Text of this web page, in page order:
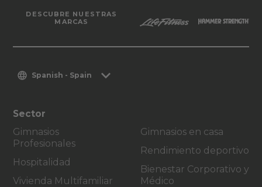
DESCUBRE NUESTRAS
MARCAS
Spanish - Spain
Sector
Gimnasios
Profesionales
Hospitalidad
Vivienda Multifamiliar
Gimnasios en casa
Rendimiento deportivo
Bienestar Corporativo y
Médico